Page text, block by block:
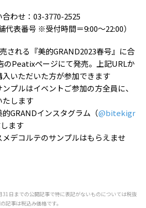
わせ：03-3770-2525
代表番号 ※受付時間＝9:00～22:00）
される『美的GRAND2023春号』に合
のPeatixページにて発売。上記URLか
いただいた方が参加できます
プルはイベントご参加の方全員に、
たします
GRANDインスタグラム（@bitekigr
ます
メデコルテのサンプルはもらえませ
日までの公開記事で特に表記がないものについては税抜
記事は税込み価格です。